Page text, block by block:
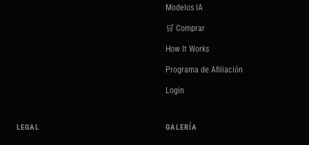
Modelos IA
🛒 Comprar
How It Works
Programa de Afiliación
Login
LEGAL GALERÍA